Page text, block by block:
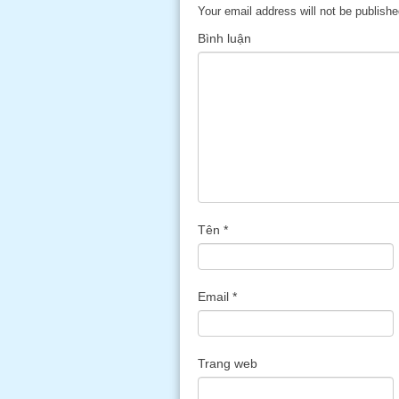
Your email address will not be
Bình luận
Tên *
Email *
Trang web